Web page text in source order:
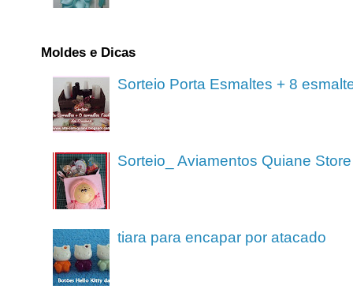
Moldes e Dicas
Sorteio Porta Esmaltes + 8
Sorteio_ Aviamentos Quiane Store
tiara para encapar por atacado